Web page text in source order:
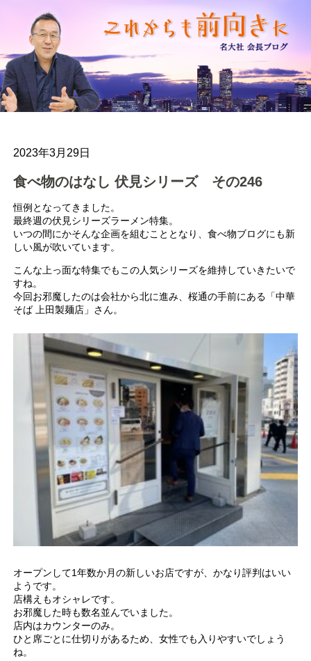
2023年3月29日
食べ物のはなし 伏見シリーズ その246
恒例となってきました。
最終週の伏見シリーズラーメン特集。
いつの間にかそんな企画を組むこととなり、食べ物ブログにも新
しい風が吹いています。
こんな上っ面な特集でもこの人気シリーズを維持していきたいで
すね。
今回お邪魔したのは会社から北に進み、桜通の手前にある「中華
そば 上田製麺店」さん。
オープンして1年数か月の新しいお店ですが、かなり評判はいい
ようです。
店構えもオシャレです。
お邪魔した時も数名並んでいました。
店内はカウンターのみ。
ひと席ごとに仕切りがあるため、女性でも入りやすいでしょう
ね。